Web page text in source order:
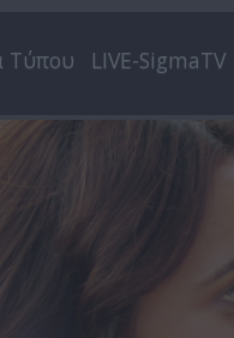
Τύπου LIVE-SigmaTV